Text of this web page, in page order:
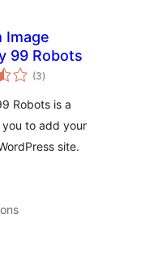
Image
99 Robots
(3total
ratings
)
Robots is a
to add your
site.